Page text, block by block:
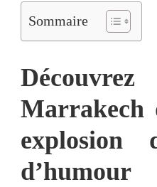
Sommaire
Marrakech
d’humour